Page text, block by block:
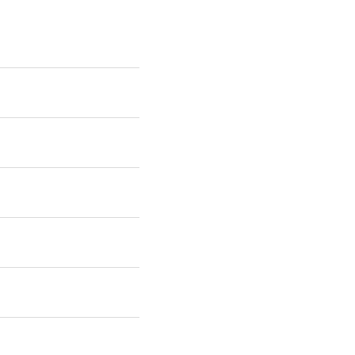
Probepaket selbst
in der Ihr alle
So kannst du es
Uns einfach
desto
den Konfigurator.
Kreativität freien Lauf
Informationen,
Zusätzlich bieten wir
abgeschlossen
WhatsApp